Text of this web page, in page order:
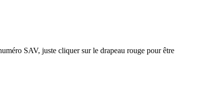
SAV, juste cliquer sur le drapeau rouge pour être